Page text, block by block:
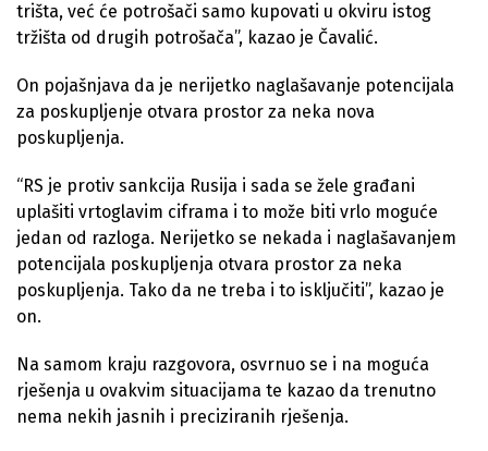
trišta, već će potrošači samo kupovati u okviru istog
tržišta od drugih potrošača”, kazao je Čavalić.
On pojašnjava da je nerijetko naglašavanje potencijala
za poskupljenje otvara prostor za neka nova
poskupljenja.
“RS je protiv sankcija Rusija i sada se žele građani
uplašiti vrtoglavim ciframa i to može biti vrlo moguće
jedan od razloga. Nerijetko se nekada i naglašavanjem
potencijala poskupljenja otvara prostor za neka
poskupljenja. Tako da ne treba i to isključiti”, kazao je
on.
Na samom kraju razgovora, osvrnuo se i na moguća
rješenja u ovakvim situacijama te kazao da trenutno
nema nekih jasnih i preciziranih rješenja.